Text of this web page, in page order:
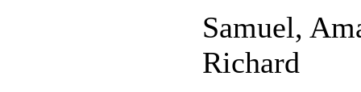
Samuel,
Richard